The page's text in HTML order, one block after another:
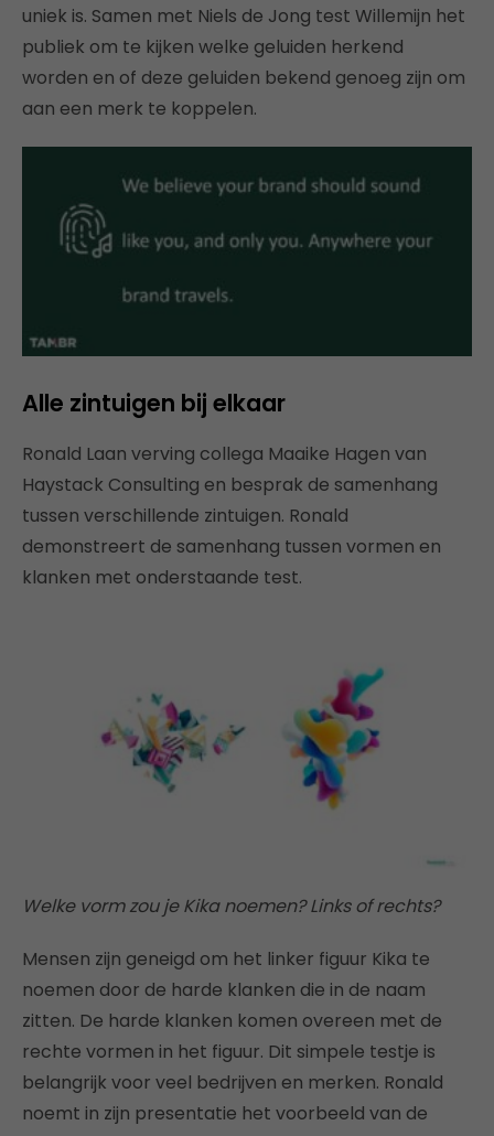
uniek is. Samen met Niels de Jong test Willemijn het
publiek om te kijken welke geluiden herkend
worden en of deze geluiden bekend genoeg zijn om
aan een merk te koppelen.
Alle zintuigen bij elkaar
Ronald Laan verving collega Maaike Hagen van
Haystack Consulting en besprak de samenhang
tussen verschillende zintuigen. Ronald
demonstreert de samenhang tussen vormen en
klanken met onderstaande test.
Welke vorm zou je Kika noemen? Links of rechts?
Mensen zijn geneigd om het linker figuur Kika te
noemen door de harde klanken die in de naam
zitten. De harde klanken komen overeen met de
rechte vormen in het figuur. Dit simpele testje is
belangrijk voor veel bedrijven en merken. Ronald
noemt in zijn presentatie het voorbeeld van de